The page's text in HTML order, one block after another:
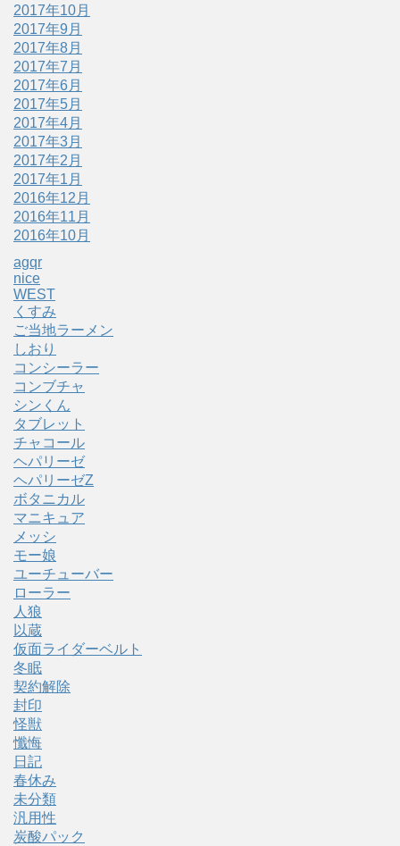
2017年10月
2017年9月
2017年8月
2017年7月
2017年6月
2017年5月
2017年4月
2017年3月
2017年2月
2017年1月
2016年12月
2016年11月
2016年10月
agqr
nice
WEST
くすみ
ご当地ラーメン
しおり
コンシーラー
コンブチャ
シンくん
タブレット
チャコール
ヘパリーゼ
ヘパリーゼZ
ボタニカル
マニキュア
メッシ
モー娘
ユーチューバー
ローラー
人狼
以蔵
仮面ライダーベルト
冬眠
契約解除
封印
怪獣
懺悔
日記
春休み
未分類
汎用性
炭酸パック